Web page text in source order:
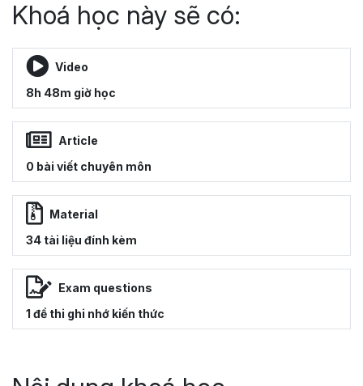
Khoá học này sẽ có:
Video
8h 48m giờ học
Article
0 bài viết chuyên môn
Material
34 tài liệu đính kèm
Exam questions
1 đề thi ghi nhớ kiến thức